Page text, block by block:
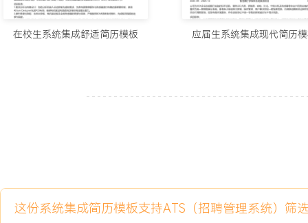
7.技术规划与预研：关注行业技术动态，参与制定产品线硬件技术路
信、新型传感等方向进行技术预研，完成可行性评估报告；主导
4.通过量产支持与设计优化，推动所负责产品线平均返修率从XXX%
5.培养与指导XXX名工程师成长为核心技术成员，团队整体项目交付
在校生系统集成舒适简历模板 应届生系统集成现代简历
这份系统集成简历模板支持ATS（招聘管理系统）筛